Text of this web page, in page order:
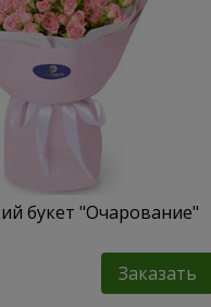
букет "Очарование"
Заказать